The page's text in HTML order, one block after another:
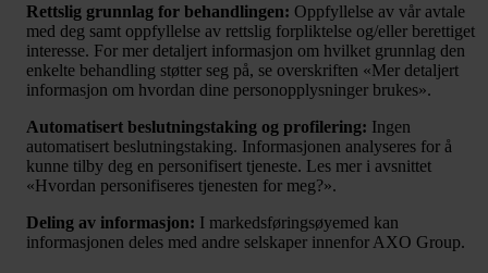
Rettslig grunnlag for behandlingen: Oppfyllelse av vår avtale
med deg samt oppfyllelse av rettslig forpliktelse og/eller berettiget
interesse. For mer detaljert informasjon om hvilket grunnlag den
enkelte behandling støtter seg på, se overskriften «Mer detaljert
informasjon om hvordan dine personopplysninger brukes».
Automatisert beslutningstaking og profilering: Ingen
automatisert beslutningstaking. Informasjonen analyseres for å
kunne tilby deg en personifisert tjeneste. Les mer i avsnittet
«Hvordan personifiseres tjenesten for meg?».
Deling av informasjon: I markedsføringsøyemed kan
informasjonen deles med andre selskaper innenfor AXO Group.